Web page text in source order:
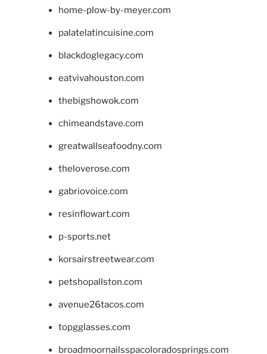
home-plow-by-meyer.com
palatelatincuisine.com
blackdoglegacy.com
eatvivahouston.com
thebigshowok.com
chimeandstave.com
greatwallseafoodny.com
theloverose.com
gabriovoice.com
resinflowart.com
p-sports.net
korsairstreetwear.com
petshopallston.com
avenue26tacos.com
topgglasses.com
broadmoornailsspacoloradosprings.com